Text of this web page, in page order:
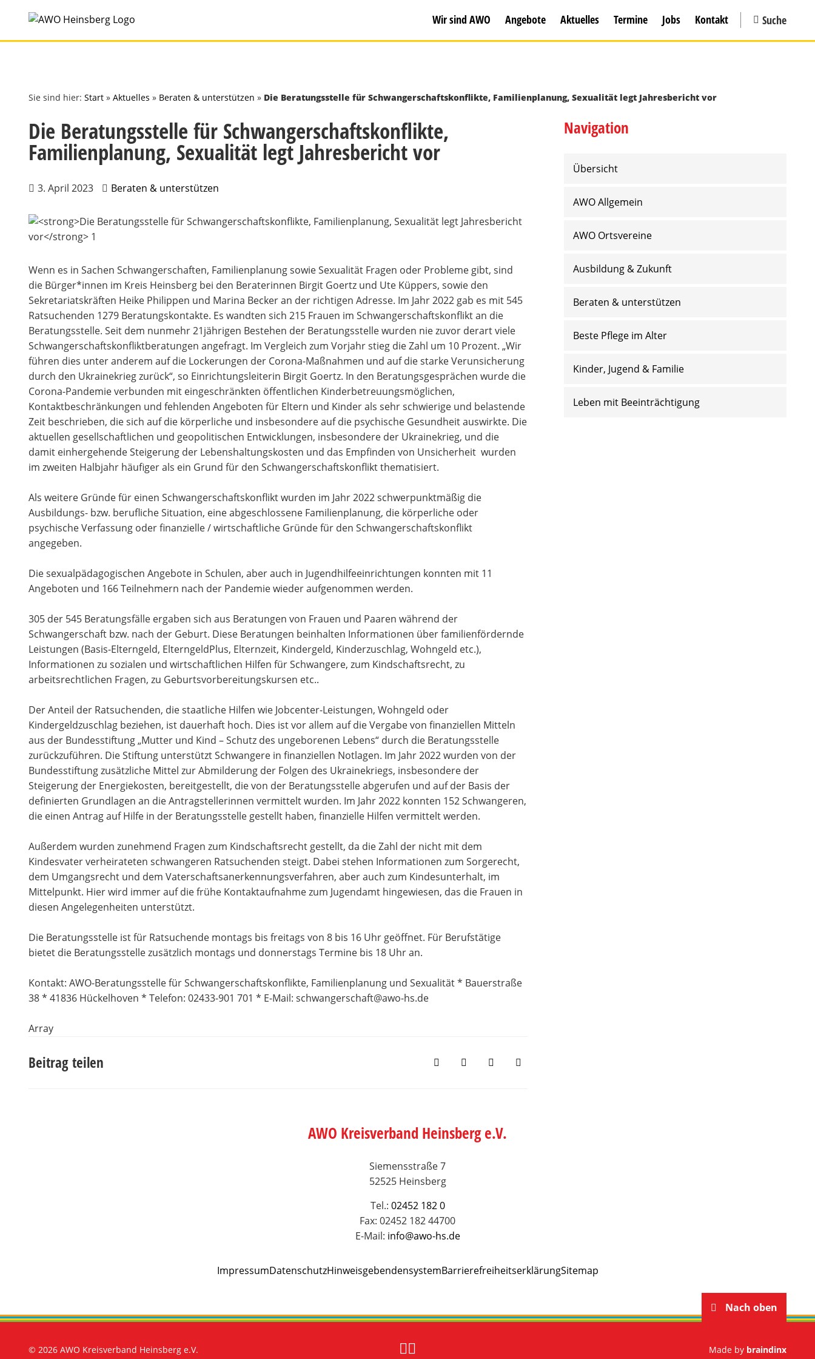
springen
Suche
Wir sind AWO Angebote Aktuelles Termine Jobs Kontakt
Sie sind hier: Start » Aktuelles » Beraten & unterstützen » Die Beratungsstelle für Schwangerschaftskonflikte, Familienplanung, Sexualität legt Jahresbericht vor
Die Beratungsstelle für Schwangerschaftskonflikte,
Familienplanung, Sexualität legt Jahresbericht vor
3. April 2023 Beraten & unterstützen
Wenn es in Sachen Schwangerschaften, Familienplanung sowie Sexualität Fragen oder Probleme gibt, sind
die Bürger*innen im Kreis Heinsberg bei den Beraterinnen Birgit Goertz und Ute Küppers, sowie den
Sekretariatskräften Heike Philippen und Marina Becker an der richtigen Adresse. Im Jahr 2022 gab es mit 545
Ratsuchenden 1279 Beratungskontakte. Es wandten sich 215 Frauen im Schwangerschaftskonflikt an die
Beratungsstelle. Seit dem nunmehr 21jährigen Bestehen der Beratungsstelle wurden nie zuvor derart viele
Schwangerschaftskonfliktberatungen angefragt. Im Vergleich zum Vorjahr stieg die Zahl um 10 Prozent. „Wir
führen dies unter anderem auf die Lockerungen der Corona-Maßnahmen und auf die starke Verunsicherung
durch den Ukrainekrieg zurück“, so Einrichtungsleiterin Birgit Goertz. In den Beratungsgesprächen wurde die
Corona-Pandemie verbunden mit eingeschränkten öffentlichen Kinderbetreuungsmöglichen,
Kontaktbeschränkungen und fehlenden Angeboten für Eltern und Kinder als sehr schwierige und belastende
Zeit beschrieben, die sich auf die körperliche und insbesondere auf die psychische Gesundheit auswirkte. Die
aktuellen gesellschaftlichen und geopolitischen Entwicklungen, insbesondere der Ukrainekrieg, und die
damit einhergehende Steigerung der Lebenshaltungskosten und das Empfinden von Unsicherheit wurden
im zweiten Halbjahr häufiger als ein Grund für den Schwangerschaftskonflikt thematisiert.
Als weitere Gründe für einen Schwangerschaftskonflikt wurden im Jahr 2022 schwerpunktmäßig die
Ausbildungs- bzw. berufliche Situation, eine abgeschlossene Familienplanung, die körperliche oder
psychische Verfassung oder finanzielle / wirtschaftliche Gründe für den Schwangerschaftskonflikt
angegeben.
Die sexualpädagogischen Angebote in Schulen, aber auch in Jugendhilfeeinrichtungen konnten mit 11
Angeboten und 166 Teilnehmern nach der Pandemie wieder aufgenommen werden.
305 der 545 Beratungsfälle ergaben sich aus Beratungen von Frauen und Paaren während der
Schwangerschaft bzw. nach der Geburt. Diese Beratungen beinhalten Informationen über familienfördernde
Leistungen (Basis-Elterngeld, ElterngeldPlus, Elternzeit, Kindergeld, Kinderzu­schlag, Wohngeld etc.),
Informationen zu sozialen und wirtschaftlichen Hilfen für Schwangere, zum Kindschaftsrecht, zu
arbeitsrechtlichen Fragen, zu Geburtsvorbereitungskursen etc..
Der Anteil der Ratsuchenden, die staatliche Hilfen wie Jobcenter-Leistungen, Wohngeld oder
Kindergeldzuschlag beziehen, ist dauerhaft hoch. Dies ist vor allem auf die Vergabe von finanziellen Mitteln
aus der Bundesstiftung „Mutter und Kind – Schutz des ungeborenen Lebens“ durch die Beratungsstelle
zurückzuführen. Die Stiftung unterstützt Schwangere in finanziellen Notlagen. Im Jahr 2022 wurden von der
Bundesstiftung zusätzliche Mittel zur Abmilderung der Folgen des Ukrainekriegs, insbesondere der
Steigerung der Energiekosten, bereitgestellt, die von der Beratungsstelle abgerufen und auf der Basis der
definierten Grundlagen an die Antragstellerinnen vermittelt wurden. Im Jahr 2022 konnten 152 Schwangeren,
die einen Antrag auf Hilfe in der Beratungsstelle gestellt haben, finanzielle Hilfen vermittelt werden.
Außerdem wurden zunehmend Fragen zum Kindschaftsrecht gestellt, da die Zahl der nicht mit dem
Kindesvater verheirateten schwangeren Ratsuchenden steigt. Dabei stehen Informationen zum Sorgerecht,
dem Umgangsrecht und dem Vaterschaftsanerkennungsverfahren, aber auch zum Kindesunterhalt, im
Mittelpunkt. Hier wird immer auf die frühe Kontaktaufnahme zum Jugendamt hingewiesen, das die Frauen in
diesen Angelegenheiten unterstützt.
Die Beratungsstelle ist für Ratsuchende montags bis freitags von 8 bis 16 Uhr geöffnet. Für Berufstätige
bietet die Beratungsstelle zusätzlich montags und donnerstags Termine bis 18 Uhr an.
Kontakt: AWO-Beratungsstelle für Schwangerschaftskonflikte, Familienplanung und Sexualität * Bauerstraße
38 * 41836 Hückelhoven * Telefon: 02433-901 701 * E-Mail: schwangerschaft@awo-hs.de
Array
Beitrag teilen
Navigation
Übersicht
AWO Allgemein
AWO Ortsvereine
Ausbildung & Zukunft
Beraten & unterstützen
Beste Pflege im Alter
Kinder, Jugend & Familie
Leben mit Beeinträchtigung
AWO Kreisverband Heinsberg e.V.
Siemensstraße 7
52525 Heinsberg
Tel.: 02452 182 0
Fax: 02452 182 44700
E-Mail: info@awo-hs.de
ImpressumDatenschutzHinweisgebendensystemBarrierefreiheitserklärungSitemap
Nach oben
© 2026 AWO Kreisverband Heinsberg e.V. Made by braindinx